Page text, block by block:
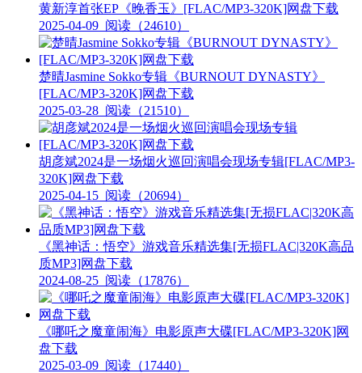
黄新淳首张EP《晚香玉》[FLAC/MP3-320K]网盘下载
2025-04-09 阅读（24610）
楚晴Jasmine Sokko专辑《BURNOUT DYNASTY》
[FLAC/MP3-320K]网盘下载
2025-03-28 阅读（21510）
胡彦斌2024是一场烟火巡回演唱会现场专辑[FLAC/MP3-
320K]网盘下载
2025-04-15 阅读（20694）
《黑神话：悟空》游戏音乐精选集[无损FLAC|320K高品
质MP3]网盘下载
2024-08-25 阅读（17876）
《哪吒之魔童闹海》电影原声大碟[FLAC/MP3-320K]网
盘下载
2025-03-09 阅读（17440）